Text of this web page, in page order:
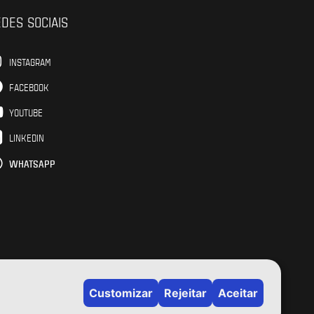
SOCIAIS
INSTAGRAM
FACEBOOK
YOUTUBE
LINKEDIN
WHATSAPP